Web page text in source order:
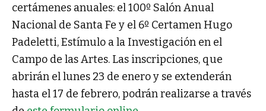
certámenes anuales: el 100º Salón Anual
Nacional de Santa Fe y el 6º Certamen Hugo
Padeletti, Estímulo a la Investigación en el
Campo de las Artes. Las inscripciones, que
abrirán el lunes 23 de enero y se extenderán
hasta el 17 de febrero, podrán realizarse a través